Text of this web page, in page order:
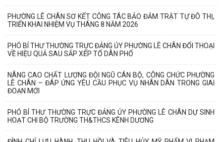
PHƯỜNG LÊ CHÂN SƠ KẾT CÔNG TÁC BẢO ĐẢM TRẬT TỰ ĐÔ THỊ,
TRIỂN KHAI NHIỆM VỤ THÁNG 8 NĂM 2026
PHÓ BÍ THƯ THƯỜNG TRỰC ĐẢNG ỦY PHƯỜNG LÊ CHÂN ĐỐI THOẠI
VỀ HIỆU QUẢ SAU SẮP XẾP TỔ DÂN PHỐ
NÂNG CAO CHẤT LƯỢNG ĐỘI NGŨ CÁN BỘ, CÔNG CHỨC PHƯỜNG
LÊ CHÂN – ĐÁP ỨNG YÊU CẦU PHỤC VỤ NHÂN DÂN TRONG GIAI
ĐOẠN MỚI
PHÓ BÍ THƯ THƯỜNG TRỰC ĐẢNG ỦY PHƯỜNG LÊ CHÂN DỰ SINH
HOẠT CHI BỘ TRƯỜNG TH&THCS KÊNH DƯƠNG